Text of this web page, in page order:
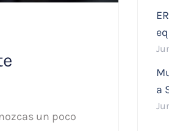
un poco
a